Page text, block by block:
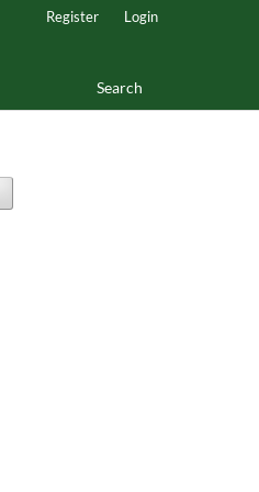
Search
Register Login